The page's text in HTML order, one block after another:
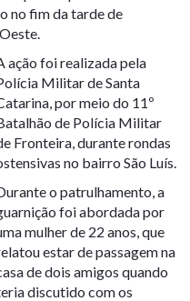
no fim da tarde de
ação foi realizada pela
Militar de Santa
por meio do 11º
de Polícia Militar
Fronteira, durante rondas
no bairro São Luís.
o patrulhamento, a
foi abordada por
mulher de 22 anos, que
estar de passagem na
de dois amigos quando
discutido com os